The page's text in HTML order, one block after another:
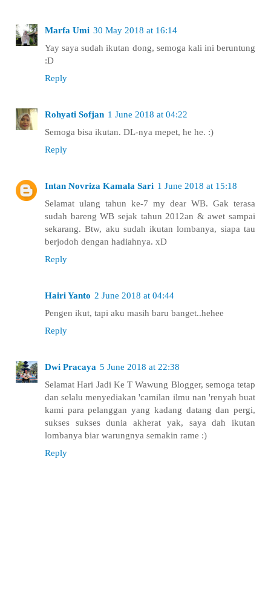
Marfa Umi 30 May 2018 at 16:14
Yay saya sudah ikutan dong, semoga kali ini beruntung
:D
Reply
Rohyati Sofjan 1 June 2018 at 04:22
Semoga bisa ikutan. DL-nya mepet, he he. :)
Reply
Intan Novriza Kamala Sari 1 June 2018 at 15:18
Selamat ulang tahun ke-7 my dear WB. Gak terasa
sudah bareng WB sejak tahun 2012an & awet sampai
sekarang. Btw, aku sudah ikutan lombanya, siapa tau
berjodoh dengan hadiahnya. xD
Reply
Hairi Yanto 2 June 2018 at 04:44
Pengen ikut, tapi aku masih baru banget..hehee
Reply
Dwi Pracaya 5 June 2018 at 22:38
Selamat Hari Jadi Ke T Wawung Blogger, semoga tetap
dan selalu menyediakan 'camilan ilmu nan 'renyah buat
kami para pelanggan yang kadang datang dan pergi,
sukses sukses dunia akherat yak, saya dah ikutan
lombanya biar warungnya semakin rame :)
Reply